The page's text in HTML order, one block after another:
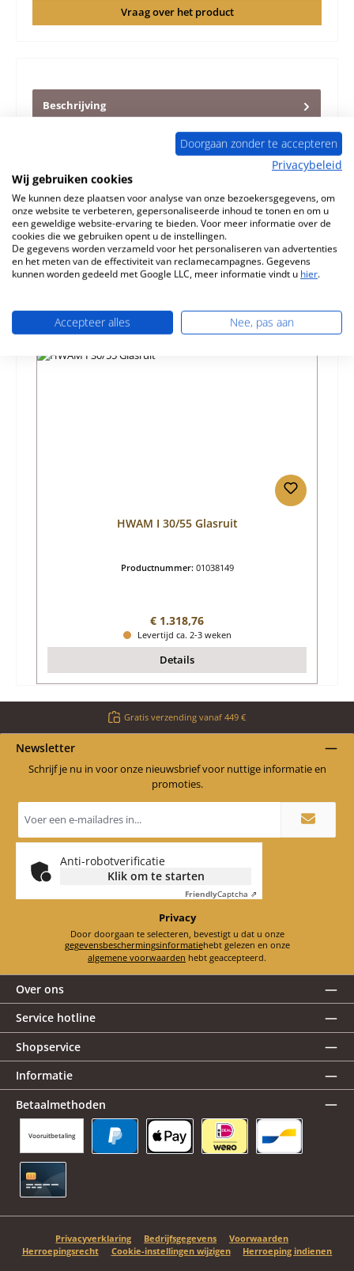
Vraag over het product
Beschrijving
Er zijn verschillende treinafwijkingen voor dit model
Informatie over productveiligheid
Productgalerij overslaan
Vergelijkbare producten
HWAM I 30/55 Glasruit
Productnummer: 01038149
Normale prijs:
€ 1.318,76
Levertijd ca. 2-3 weken
Details
Gratis verzending vanaf 449 €
Newsletter
Schrijf je nu in voor onze nieuwsbrief voor nuttige informatie en
promoties.
mailadres
Anti-robotverificatie
Klik om te starten
FriendlyCaptcha ⇗
Privacy
Door doorgaan te selecteren, bevestigt u dat u onze
gegevensbeschermingsinformatie
hebt gelezen en onze
algemene voorwaarden hebt geaccepteerd.
Over ons
Service hotline
Shopservice
Informatie
Betaalmethoden
Vooruitbetaling
Privacyverklaring Bedrijfsgegevens
Voorwaarden
Herroepingsrecht
Cookie-instellingen wijzigen Herroeping indienen
Doorgaan zonder te accepteren
Privacybeleid
Wij gebruiken cookies
We kunnen deze plaatsen voor analyse van onze bezoekersgegevens, om
onze website te verbeteren, gepersonaliseerde inhoud te tonen en om u
een geweldige website-ervaring te bieden. Voor meer informatie over de
cookies die we gebruiken opent u de instellingen.
De gegevens worden verzameld voor het personaliseren van advertenties
en het meten van de effectiviteit van reclamecampagnes. Gegevens
kunnen worden gedeeld met Google LLC, meer informatie vindt u hier.
Accepteer alles Nee, pas aan